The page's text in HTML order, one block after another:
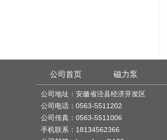
公司首页 磁力泵
公司地址：安徽省泾县经济开发区
公司电话：0563-5511202
公司传真：0563-5511006
手机联系：18134562366